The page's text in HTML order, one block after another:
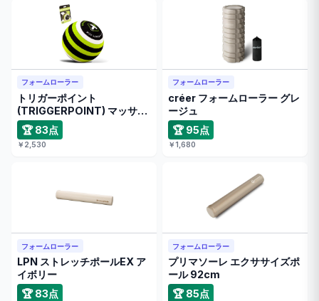
フォームローラー
トリガーポイント
(TRIGGERPOINT) マッサー
ジボー …
🏆 83点
￥2,530
フォームローラー
créer フォームローラー グレ
ージュ
🏆 95点
￥1,680
フォームローラー
LPN ストレッチポールEX ア
イボリー
🏆 83点
フォームローラー
プリマソーレ エクササイズポ
ール 92cm
🏆 85点